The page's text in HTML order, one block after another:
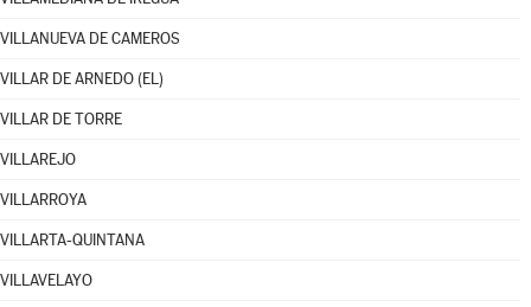
VILLANUEVA DE CAMEROS
VILLAR DE ARNEDO (EL)
VILLAR DE TORRE
VILLAREJO
VILLARROYA
VILLARTA-QUINTANA
VILLAVELAYO